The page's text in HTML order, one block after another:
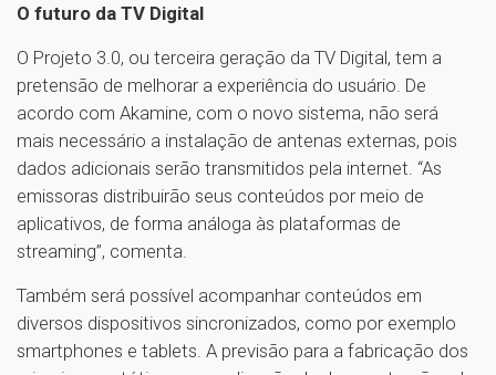
O futuro da TV Digital
O Projeto 3.0, ou terceira geração da TV Digital, tem a
pretensão de melhorar a experiência do usuário. De
acordo com Akamine, com o novo sistema, não será
mais necessário a instalação de antenas externas, pois
dados adicionais serão transmitidos pela internet. “As
emissoras distribuirão seus conteúdos por meio de
aplicativos, de forma análoga às plataformas de
streaming”, comenta.
Também será possível acompanhar conteúdos em
diversos dispositivos sincronizados, como por exemplo
smartphones e tablets. A previsão para a fabricação dos